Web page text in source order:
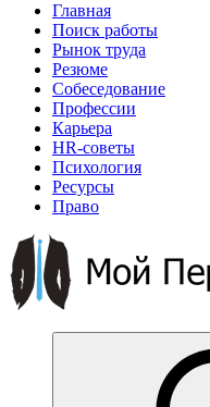
Главная
Поиск работы
Рынок труда
Резюме
Собеседование
Профессии
Карьера
HR-советы
Психология
Ресурсы
Право